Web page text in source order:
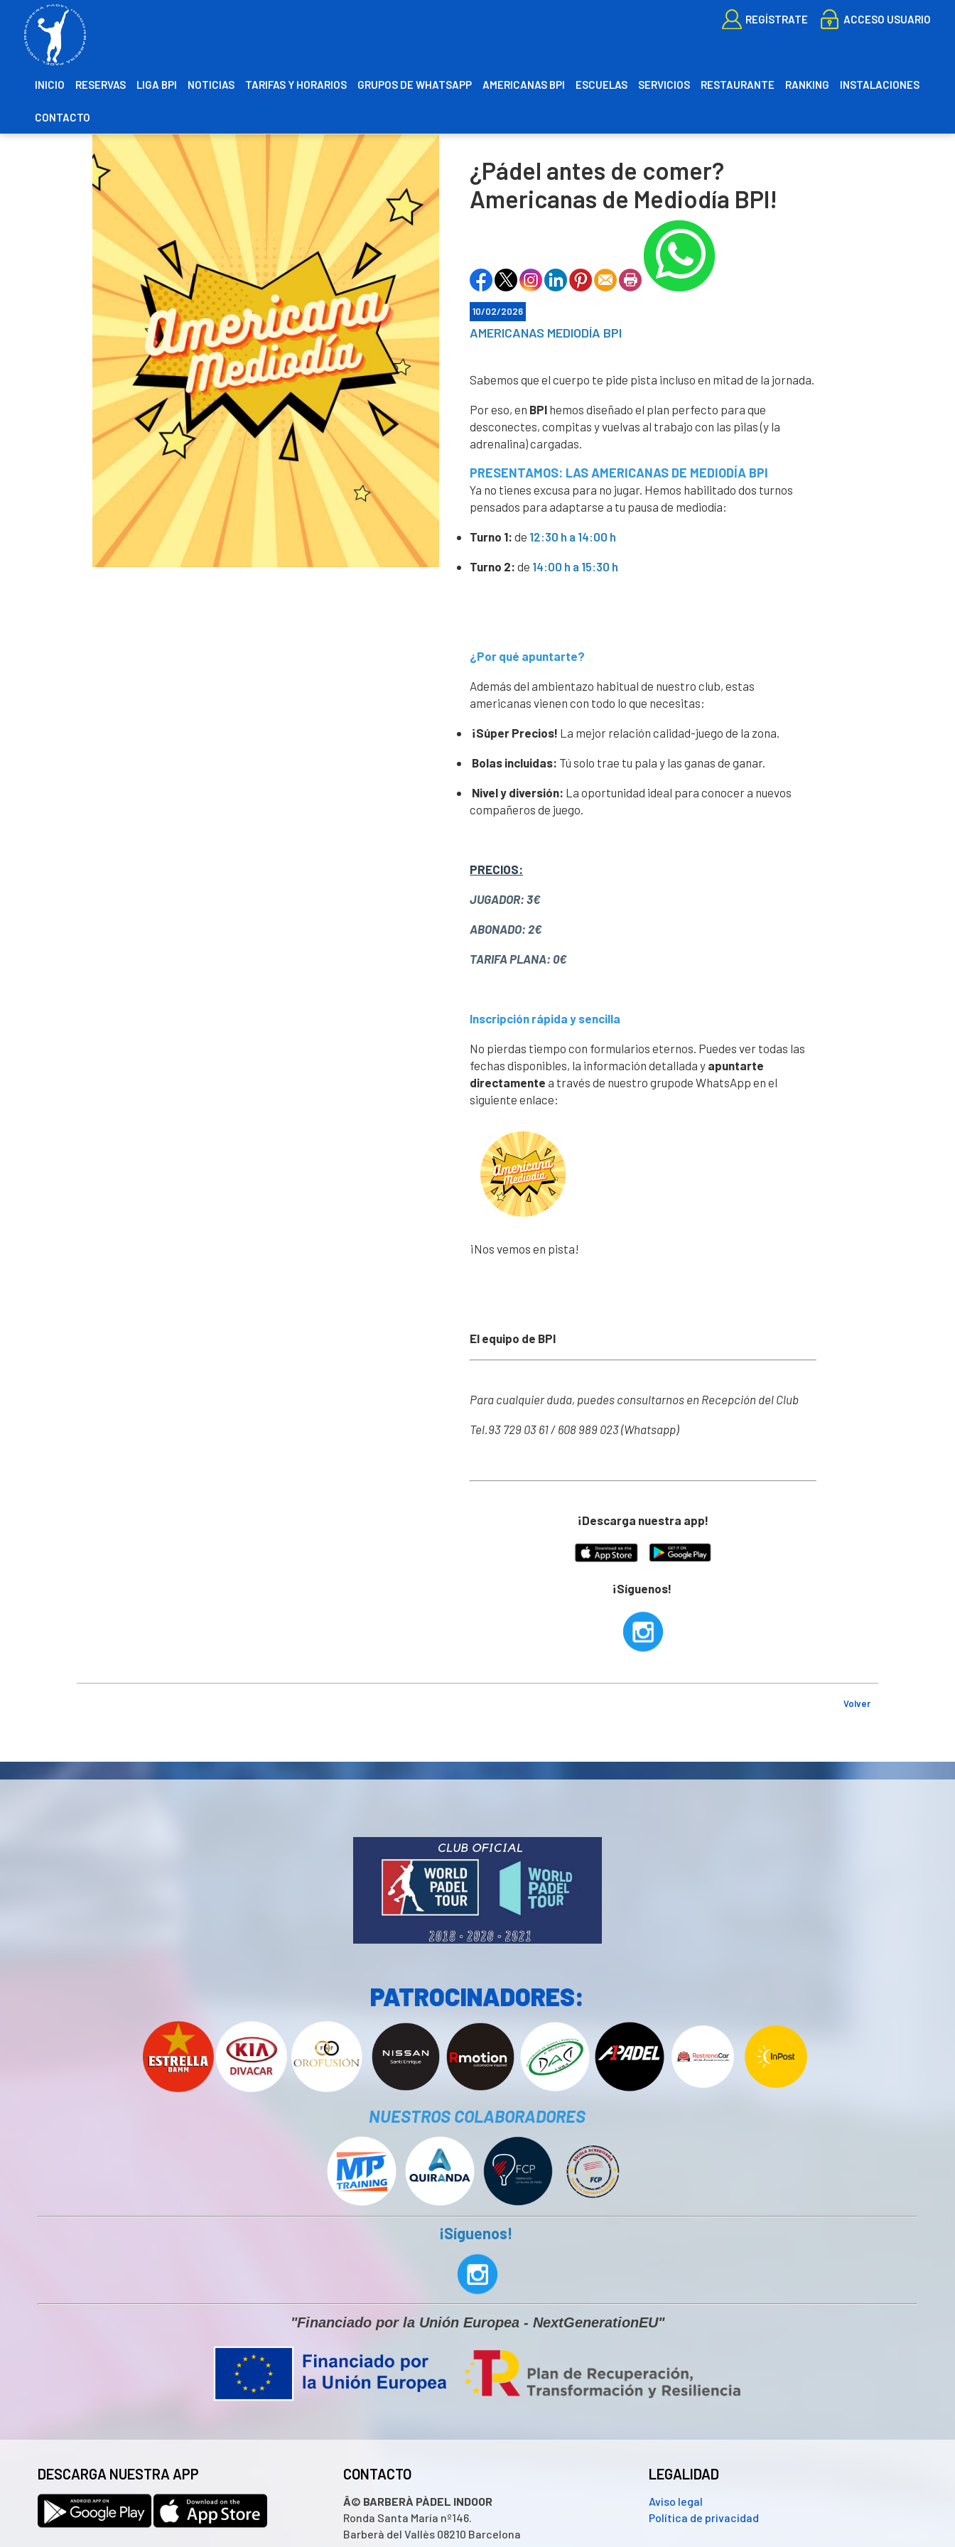
REGÍSTRATE ACCESO USUARIO
INICIO RESERVAS LIGA BPI NOTICIAS TARIFAS Y HORARIOS GRUPOS DE WHATSAPP AMERICANAS BPI ESCUELAS SERVICIOS RESTAURANTE RANKING INSTALACIONES
CONTACTO
¿Pádel antes de comer?
Americanas de Mediodía BPI!
10/02/2026
AMERICANAS MEDIODÍA BPI
Sabemos que el cuerpo te pide pista incluso en mitad de la jornada.
Por eso, en BPI hemos diseñado el plan perfecto para que
desconectes, compitas y vuelvas al trabajo con las pilas (y la
adrenalina) cargadas.
PRESENTAMOS: LAS AMERICANAS DE MEDIODÍA BPI
Ya no tienes excusa para no jugar. Hemos habilitado dos turnos
pensados para adaptarse a tu pausa de mediodía:
Turno 1: de 12:30 h a 14:00 h
Turno 2: de 14:00 h a 15:30 h
¿Por qué apuntarte?
Además del ambientazo habitual de nuestro club, estas
americanas vienen con todo lo que necesitas:
¡Súper Precios! La mejor relación calidad-juego de la zona.
Bolas incluidas: Tú solo trae tu pala y las ganas de ganar.
Nivel y diversión: La oportunidad ideal para conocer a nuevos
compañeros de juego.
PRECIOS:
JUGADOR: 3€
ABONADO: 2€
TARIFA PLANA: 0€
Inscripción rápida y sencilla
No pierdas tiempo con formularios eternos. Puedes ver todas las
fechas disponibles, la información detallada y apuntarte
directamente a través de nuestro grupode WhatsApp en el
siguiente enlace:
¡Nos vemos en pista!
El equipo de BPI
Para cualquier duda, puedes consultarnos en Recepción del Club
Tel.93 729 03 61 / 608 989 023 (Whatsapp)
¡Descarga nuestra app!
¡Síguenos!
Volver
PATROCINADORES:
NUESTROS COLABORADORES
¡Síguenos!
"Financiado por la Unión Europea - NextGenerationEU"
DESCARGA NUESTRA APP CONTACTO
Â© BARBERÀ PÀDEL INDOOR
Ronda Santa María nº146.
Barberà del Vallès 08210 Barcelona
LEGALIDAD
Aviso legal
Política de privacidad